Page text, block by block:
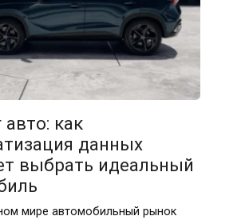
10.04.2026
авто: как
данных
выбрать идеальный
мире автомобильный рынок